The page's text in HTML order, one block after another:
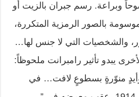
وبراعة. رسم جبران بالزيت أو
بالصور الرمزية المتكررة،
والشخصيات التي لا جنس لها…
يبدو تأثير رامبرانت ملحوظاً:
منوّرةٍ بسطوعٍ لافت… في